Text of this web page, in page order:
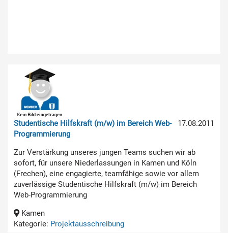
17.08.2011
Studentische Hilfskraft (m/w) im Bereich Web-
Programmierung
Zur Verstärkung unseres jungen Teams suchen wir ab
sofort, für unsere Niederlassungen in Kamen und Köln
(Frechen), eine engagierte, teamfähige sowie vor allem
zuverlässige Studentische Hilfskraft (m/w) im Bereich
Web-Programmierung
Kamen
Kategorie: Projektausschreibung